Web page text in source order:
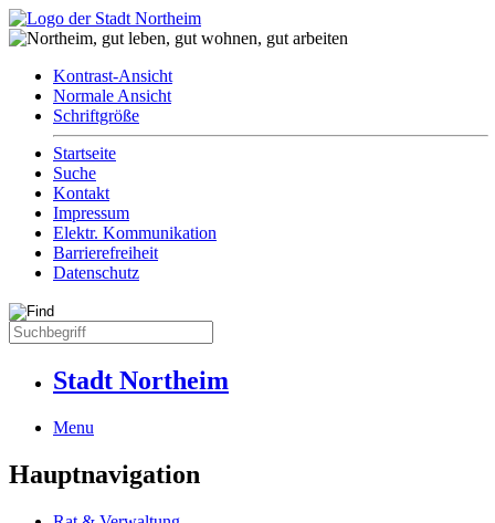
Kontrast-Ansicht
Normale Ansicht
Schriftgröße
Startseite
Suche
Kontakt
Impressum
Elektr. Kommunikation
Barrierefreiheit
Datenschutz
Stadt Northeim
Menu
Hauptnavigation